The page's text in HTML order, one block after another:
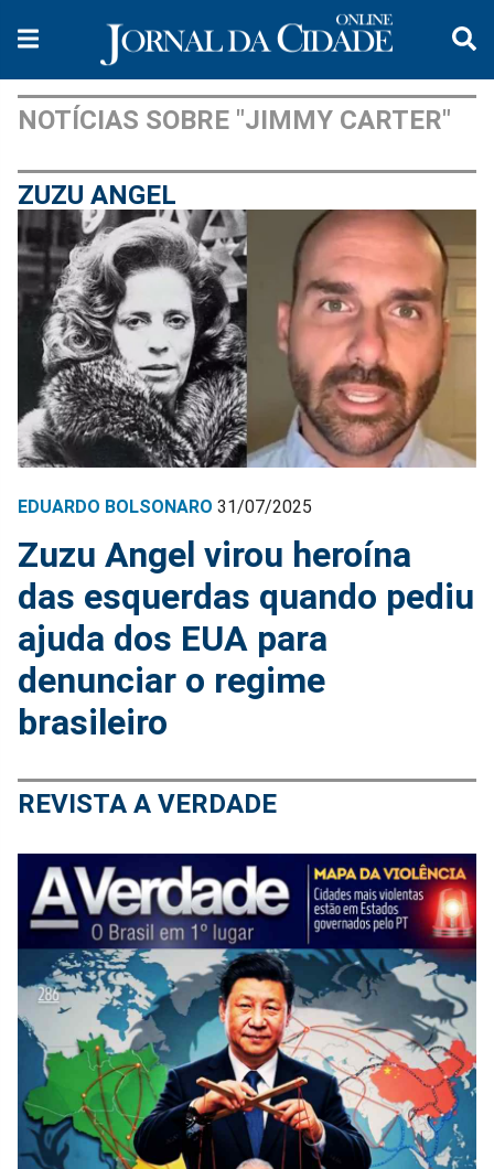
NOTÍCIAS SOBRE "JIMMY CARTER"
ZUZU ANGEL
EDUARDO BOLSONARO 31/07/2025
Zuzu Angel virou heroína
das esquerdas quando pediu
ajuda dos EUA para
denunciar o regime
brasileiro
REVISTA A VERDADE